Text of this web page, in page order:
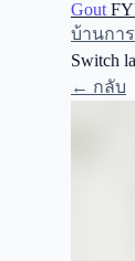
Gout
บ้านกา
Switch
← กลับ